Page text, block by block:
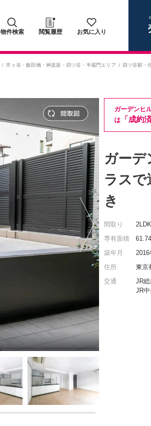
物件検索 閲覧履歴 お気に入り
市ヶ谷・飯田橋・神楽坂・四ツ谷・半蔵門エリア 四ツ谷駅 ・
ガーデンヒ
は「成約済
ガー
ラスで
き
間取り
専有面積
築年月
2016
住所
東京
交通
JR
JR